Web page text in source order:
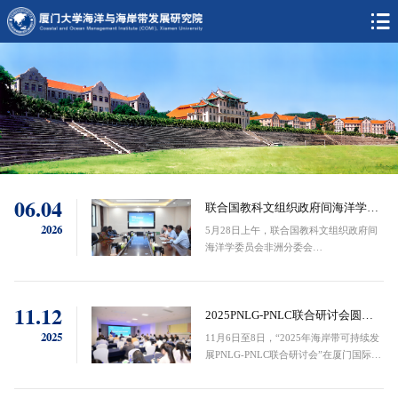
06.04
2026
联合国教科文组织政府间海洋学委
员会非洲分委会代表团到访厦门大
学 共商海洋事务国际合作
5月28日上午，联合国教科文组织政府间
海洋学委员会非洲分委会
行秘书长Ibukun Adewumi应邀到访厦门
院），与我院代表开展座谈交流，聚焦海
洋事务领域合作深入研讨。座谈会上，海
发院副院长方秦华教授介绍了研究院交叉
11.12
2025
2025PNLG-PNLC联合研讨会圆满
落幕 科技赋能东亚海区域海岸带可
持续发展
11月6日至8日，“2025年海岸带可持续发
展PNLG-PNLC联合研讨会”在厦门国际会
海岸带可持续发展地方政府网络